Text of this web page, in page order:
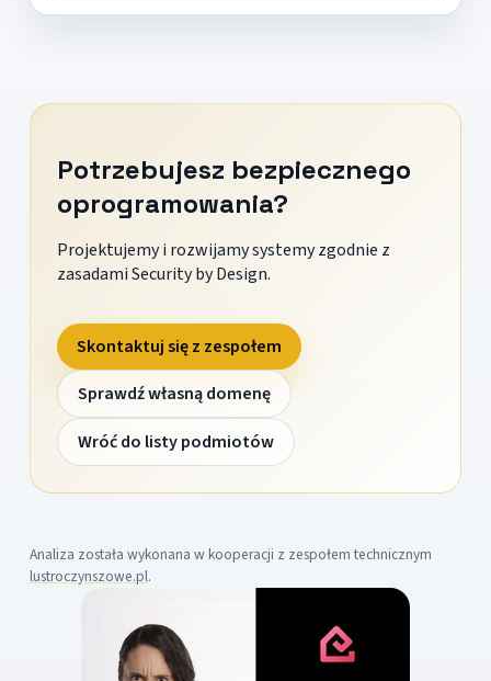
Potrzebujesz bezpiecznego
oprogramowania?
Projektujemy i rozwijamy systemy zgodnie z
zasadami Security by Design.
Skontaktuj się z zespołem
Sprawdź własną domenę
Wróć do listy podmiotów
Analiza została wykonana w kooperacji z zespołem technicznym
lustroczynszowe.pl.